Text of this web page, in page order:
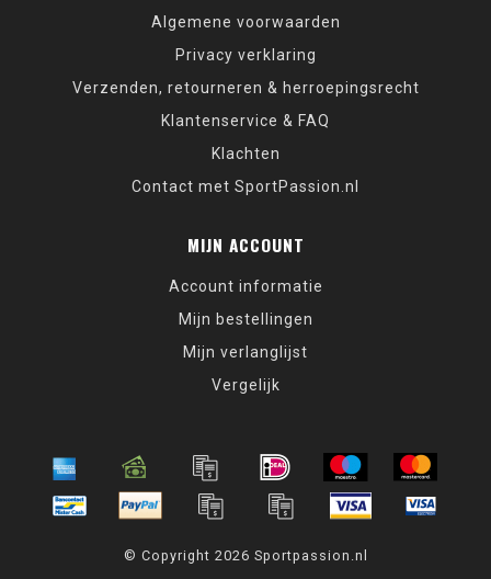
Algemene voorwaarden
Privacy verklaring
Verzenden, retourneren & herroepingsrecht
Klantenservice & FAQ
Klachten
Contact met SportPassion.nl
MIJN ACCOUNT
Account informatie
Mijn bestellingen
Mijn verlanglijst
Vergelijk
© Copyright 2026 Sportpassion.nl